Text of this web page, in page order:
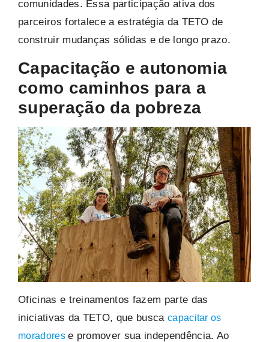
comunidades. Essa participação ativa dos
parceiros fortalece a estratégia da TETO de
construir mudanças sólidas e de longo prazo.
Capacitação e autonomia
como caminhos para a
superação da pobreza
Oficinas e treinamentos fazem parte das
iniciativas da TETO, que busca capacitar os
moradorese promover sua independência. Ao